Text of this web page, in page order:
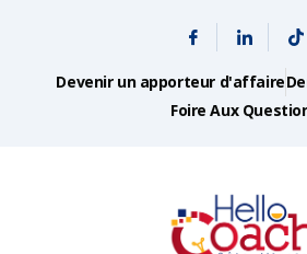
Devenir un apporteur d'affaire
Foire Aux